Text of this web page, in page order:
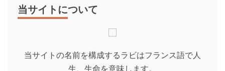
当サイトについて
当サイトの名前を構成するラビはフランス語で人
生、生命を意味します。